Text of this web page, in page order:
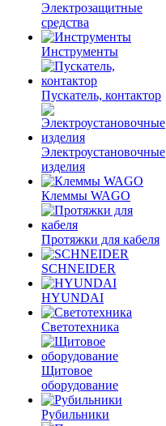
Электрозащитные
средства
Инструменты
Пускатель, контактор
Электроустановочные
изделия
Клеммы WAGO
Протяжки для кабеля
SCHNEIDER
HYUNDAI
Светотехника
Щитовое
оборудование
Рубильники